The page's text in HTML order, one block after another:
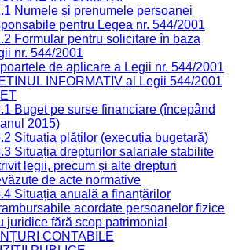
Numele și prenumele persoanei
pentru Legea nr. 544/2001
Formular pentru solicitare în baza
nr. 544/2001
de aplicare a Legii nr. 544/2001
INFORMATIV al Legii 544/2001
Buget pe surse financiare (începând
2015)
Situația plăților (execuția bugetară)
Situația drepturilor salariale stabilite
legii, precum și alte drepturi
de acte normative
Situația anuală a finanțărilor
acordate persoanelor fizice
juridice fără scop patrimonial
CONTABILE